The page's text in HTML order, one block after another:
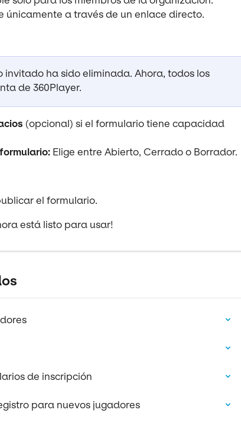
únicamente a través de un enlace directo.
invitado ha sido eliminada. Ahora, todos los
de 360Player.
(opcional) si el formulario tiene capacidad
Elige entre Abierto, Cerrado o Borrador.
el formulario.
está listo para usar!
de inscripción
para nuevos jugadores